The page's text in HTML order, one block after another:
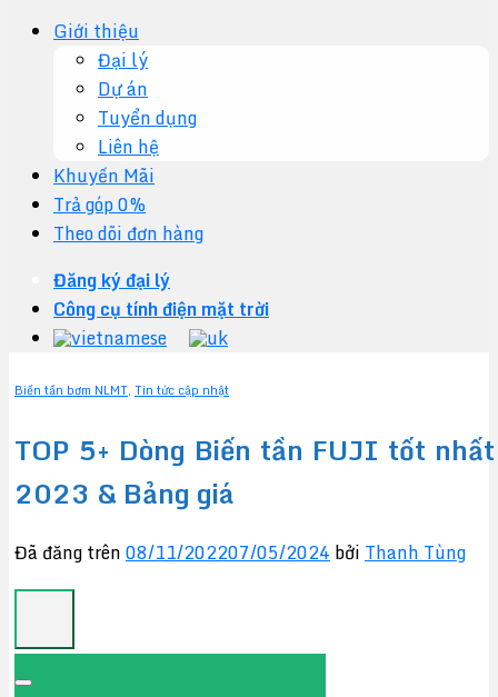
Giới thiệu
Đại lý
Dự án
Tuyển dụng
Liên hệ
Khuyến Mãi
Trả góp 0%
Theo dõi đơn hàng
Đăng ký đại lý
Công cụ tính điện mặt trời
Biến tần bơm NLMT, Tin tức cập nhật
TOP 5+ Dòng Biến tần FUJI tốt nhất
2023 & Bảng giá
Đã đăng trên08/11/202207/05/2024 bởi Thanh Tùng